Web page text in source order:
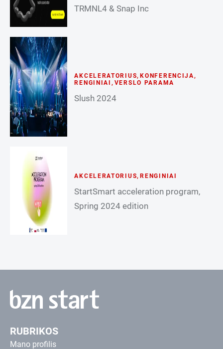
TRMNL4 & Snap Inc
AKCELERATORIUS, KONFERENCIJA,
RENGINIAI , VERSLO PARAMA
Slush 2024
AKCELERATORIUS, RENGINIAI
StartSmart acceleration program,
Spring 2024 edition
RUBRIKOS
Mano profilis